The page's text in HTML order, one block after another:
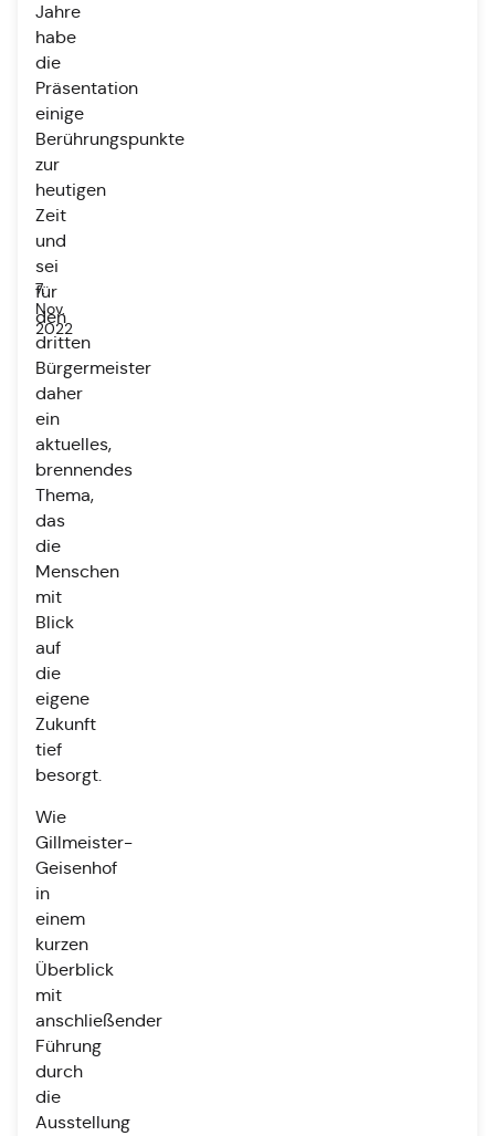
7.
Nov.
2022
Jahre
habe
die
Präsentation
einige
Berührungspunkte
zur
heutigen
Zeit
und
sei
für
den
dritten
Bürgermeister
daher
ein
aktuelles,
brennendes
Thema,
das
die
Menschen
mit
Blick
auf
die
eigene
Zukunft
tief
besorgt.
Wie
Gillmeister-
Geisenhof
in
einem
kurzen
Überblick
mit
anschließender
Führung
durch
die
Ausstellung